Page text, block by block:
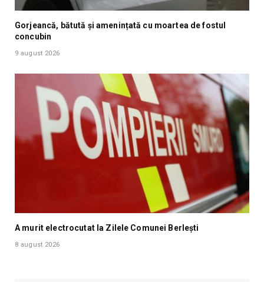
Gorjeancă, bătută și amenințată cu moartea de fostul
concubin
9 august 2026
A murit electrocutat la Zilele Comunei Berlești
8 august 2026